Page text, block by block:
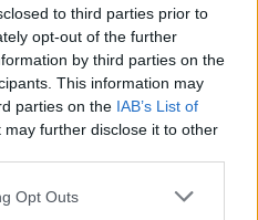
to third parties prior to
opt-out of the further
by third parties on the
This information may
parties on the IAB’s List of
may further disclose it to other
uses one or more Google
Opt Outs